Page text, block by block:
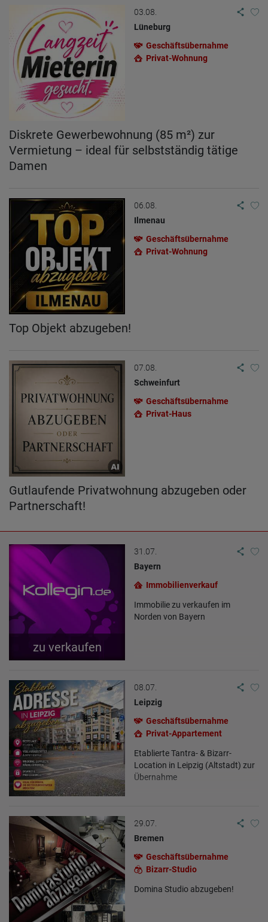
03.08.
Lüneburg
Geschäftsübernahme
Privat-Wohnung
Diskrete Gewerbewohnung (85 m²) zur
Vermietung – ideal für selbstständig tätige
Damen
06.08.
Ilmenau
Geschäftsübernahme
Privat-Wohnung
Top Objekt abzugeben!
07.08.
Schweinfurt
Geschäftsübernahme
Privat-Haus
Gutlaufende Privatwohnung abzugeben oder
Partnerschaft!
zu verkaufen
31.07.
Bayern
Immobilienverkauf
Immobilie zu verkaufen im
Norden von Bayern
08.07.
Leipzig
Geschäftsübernahme
Privat-Appartement
Etablierte Tantra- & Bizarr-
Location in Leipzig (Altstadt) zur
Übernahme
29.07.
Bremen
Geschäftsübernahme
Bizarr-Studio
Domina Studio abzugeben!